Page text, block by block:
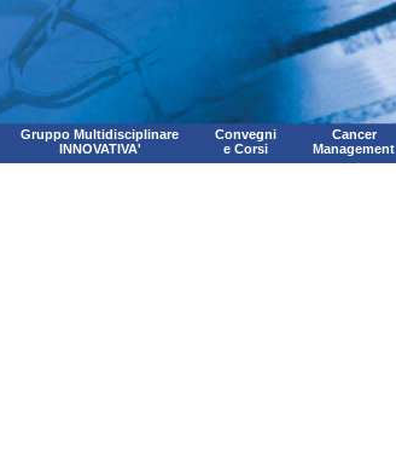
Gruppo Multidisciplinare
INNOVATIVA'
Convegni
e Corsi
Cancer
Management